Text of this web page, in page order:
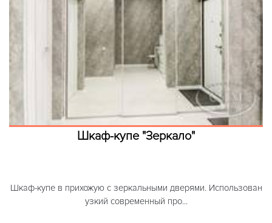
Шкаф-купе "Зеркало"
Шкаф-купе в прихожую с зеркальными дверями. Использован
узкий современный про...